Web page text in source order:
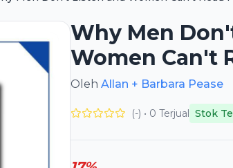
Why Men
Women Can't
Oleh Allan + Barbara Pease
(-) • 0 Terjual Stok